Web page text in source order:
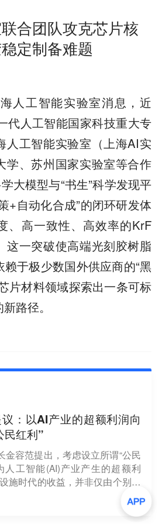
合团队攻克芯片核
定制备难题
人工智能实验室消息，近
代人工智能国家科技重大专
人工智能实验室（上海AI实
学、苏州国家实验室等合作
大模型与“书生”科学发现平
+自动化合成”的闭环研发体
、高一致性、高效率的KrF
这一突破使高端光刻胶树脂
于极少数国外供应商的“黑
片材料领域探索出一条可标
路径。
：以AI产业的超额利润向
民红利”
金容范提出，考虑设立所谓“公民
人工智能(AI)产业产生的超额利
施时代的收益，并非仅由个别企
个国家在过去半个多世纪中所构
，这些收益中的一部分应通过制